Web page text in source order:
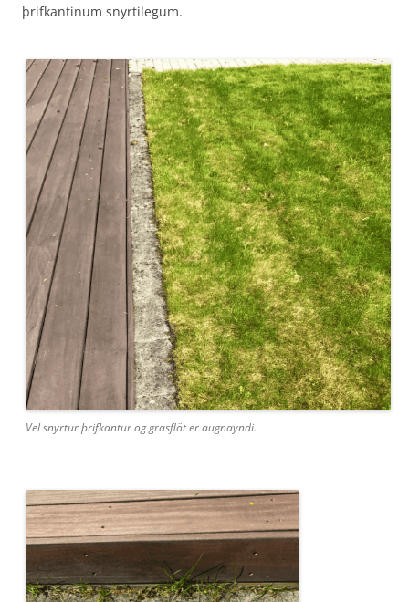
þrifkantinum snyrtilegum.
Vel snyrtur þrifkantur og grasflöt er augnayndi.